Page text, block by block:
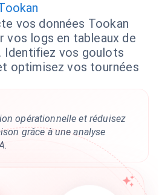
vos données Tookan
vos logs en tableaux de
Identifiez vos goulots
optimisez vos tournées
opérationnelle et réduisez
grâce à une analyse